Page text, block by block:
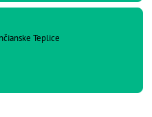
Teplice